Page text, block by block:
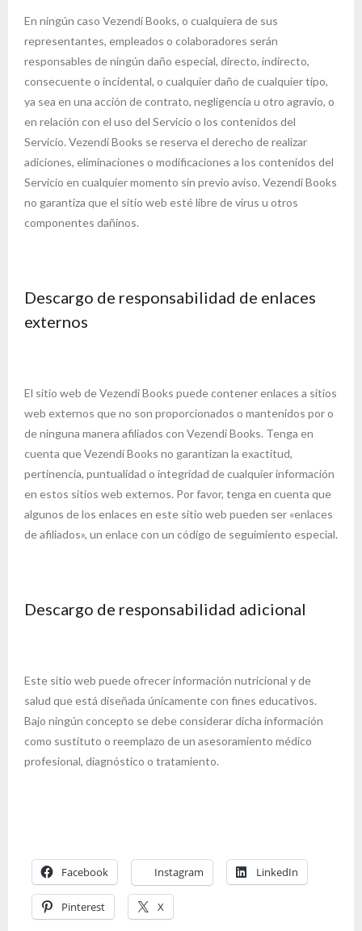
En ningún caso Vezendi Books, o cualquiera de sus
representantes, empleados o colaboradores serán
responsables de ningún daño especial, directo, indirecto,
consecuente o incidental, o cualquier daño de cualquier tipo,
ya sea en una acción de contrato, negligencia u otro agravio, o
en relación con el uso del Servicio o los contenidos del
Servicio. Vezendi Books se reserva el derecho de realizar
adiciones, eliminaciones o modificaciones a los contenidos del
Servicio en cualquier momento sin previo aviso. Vezendi Books
no garantiza que el sitio web esté libre de virus u otros
componentes dañinos.
Descargo de responsabilidad de enlaces
externos
El sitio web de Vezendi Books puede contener enlaces a sitios
web externos que no son proporcionados o mantenidos por o
de ninguna manera afiliados con Vezendi Books. Tenga en
cuenta que Vezendi Books no garantizan la exactitud,
pertinencia, puntualidad o integridad de cualquier información
en estos sitios web externos. Por favor, tenga en cuenta que
algunos de los enlaces en este sitio web pueden ser «enlaces
de afiliados», un enlace con un código de seguimiento especial.
Descargo de responsabilidad adicional
Este sitio web puede ofrecer información nutricional y de
salud que está diseñada únicamente con fines educativos.
Bajo ningún concepto se debe considerar dicha información
como sustituto o reemplazo de un asesoramiento médico
profesional, diagnóstico o tratamiento.
Facebook Instagram LinkedIn
Pinterest X